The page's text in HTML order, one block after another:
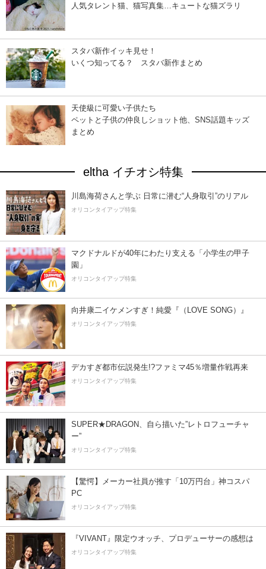
人気タレント猫、猫写真集…キュートな猫ズラリ
スタバ新作イッキ見せ！
いくつ知ってる？ スタバ新作まとめ
天使級に可愛い子供たち
ペットと子供の仲良しショット他、SNS話題キッズ
まとめ
eltha イチオシ特集
川島海荷さんと学ぶ 日常に潜む“人身取引”のリアル
オリコンタイアップ特集
マクドナルドが40年にわたり支える「小学生の甲子
園」
オリコンタイアップ特集
向井康二イケメンすぎ！純愛『（LOVE SONG）』
オリコンタイアップ特集
デカすぎ都市伝説発生!?ファミマ45％増量作戦再来
オリコンタイアップ特集
SUPER★DRAGON、自ら描いた”レトロフューチャ
ー”
オリコンタイアップ特集
【驚愕】メーカー社員が推す「10万円台」神コスパ
PC
オリコンタイアップ特集
『VIVANT』限定ウオッチ、プロデューサーの感想は
オリコンタイアップ特集